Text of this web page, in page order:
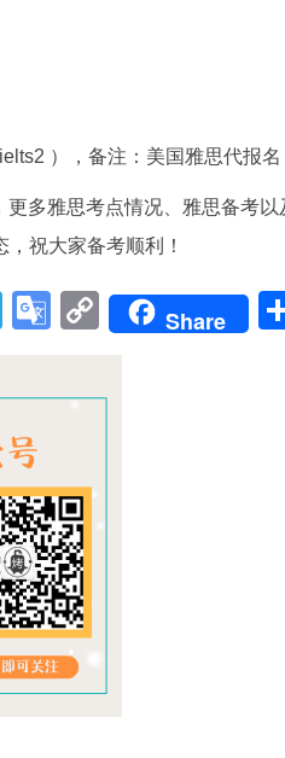
），备注：美国雅思代报名
多雅思考点情况、雅思备考以
，祝大家备考顺利！
Telegram
Google
CopyShare